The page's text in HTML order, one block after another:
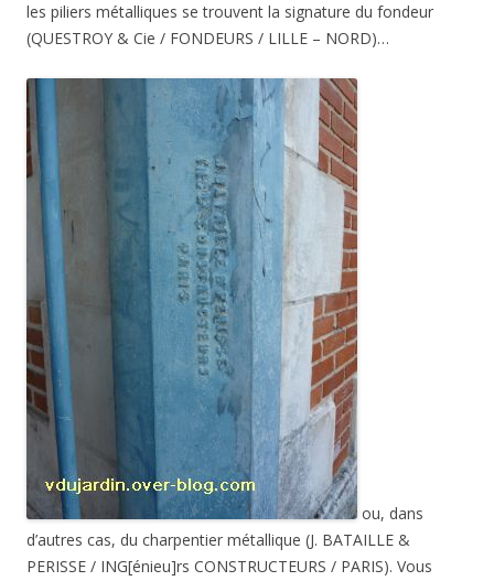
les piliers métalliques se trouvent la signature du fondeur
(QUESTROY & Cie / FONDEURS / LILLE – NORD)…
ou, dans
d’autres cas, du charpentier métallique (J. BATAILLE &
PERISSE / ING[énieu]rs CONSTRUCTEURS / PARIS). Vous